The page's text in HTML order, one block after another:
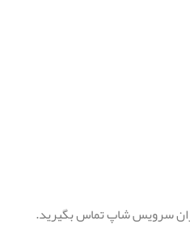
سرویس شاپ تماس بگیرید.